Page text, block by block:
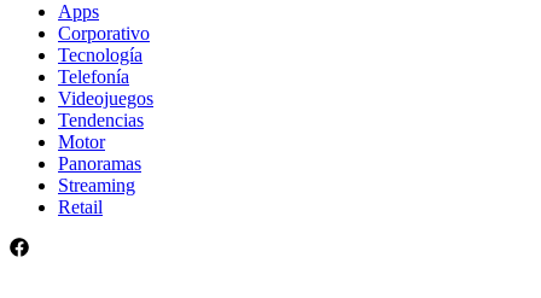
Apps
Corporativo
Tecnología
Telefonía
Videojuegos
Tendencias
Motor
Panoramas
Streaming
Retail